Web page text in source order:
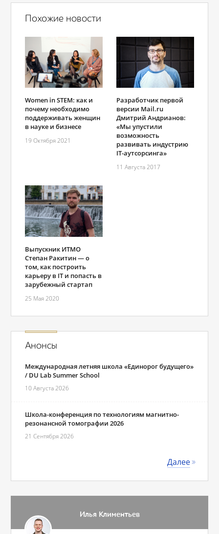
Похожие новости
Women in STEM: как и
почему необходимо
поддерживать женщин
в науке и бизнесе
19 Октября 2021
Разработчик первой
версии Mail.ru
Дмитрий Андрианов:
«Мы упустили
возможность
развивать индустрию
IT-аутсорсинга»
11 Августа 2017
Выпускник ИТМО
Степан Ракитин ― о
том, как построить
карьеру в IT и попасть в
зарубежный стартап
25 Мая 2020
Анонсы
Международная летняя школа «Единорог будущего»
/ DU Lab Summer School
10 Августа 2026
Школа-конференция по технологиям магнитно-
резонансной томографии 2026
21 Сентября 2026
Далее
Илья Климентьев